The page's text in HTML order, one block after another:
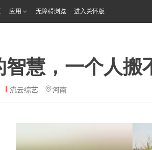
应用 无障碍浏览 进入关怀版
慧，一个人搬
流云综艺 河南